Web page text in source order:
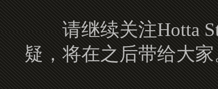
请继续关注Hotta
疑，将在之后带给大